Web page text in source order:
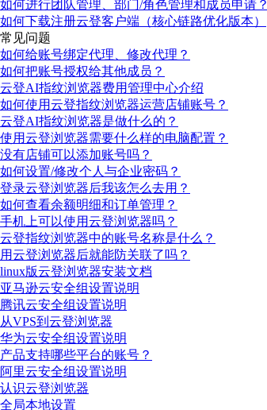
如何进行团队管理、部门/角色管理和成员申请？
如何下载注册云登客户端（核心链路优化版本）
常见问题
如何给账号绑定代理、修改代理？
如何把账号授权给其他成员？
云登AI指纹浏览器费用管理中心介绍
如何使用云登指纹浏览器运营店铺账号？
云登AI指纹浏览器是做什么的？
使用云登浏览器需要什么样的电脑配置？
没有店铺可以添加账号吗？
如何设置/修改个人与企业密码？
登录云登浏览器后我该怎么去用？
如何查看余额明细和订单管理？
手机上可以使用云登浏览器吗？
云登指纹浏览器中的账号名称是什么？
用云登浏览器后就能防关联了吗？
linux版云登浏览器安装文档
亚马逊云安全组设置说明
腾讯云安全组设置说明
从VPS到云登浏览器
华为云安全组设置说明
产品支持哪些平台的账号？
阿里云安全组设置说明
认识云登浏览器
全局本地设置